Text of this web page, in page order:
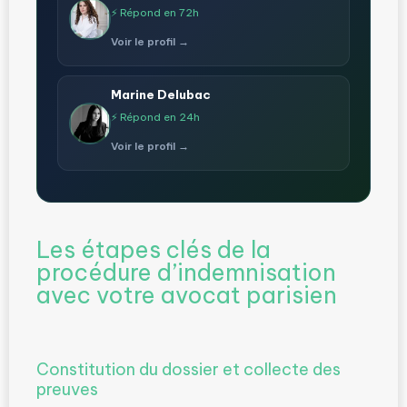
⚡ Répond en 72h
Voir le profil →
Marine Delubac
⚡ Répond en 24h
Voir le profil →
Les étapes clés de la
procédure d’indemnisation
avec votre avocat parisien
Constitution du dossier et collecte des
preuves